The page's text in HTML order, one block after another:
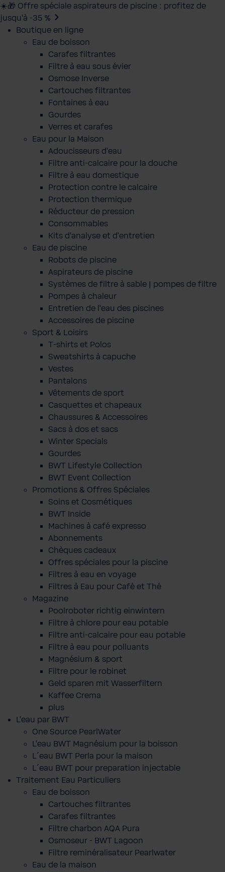
☀️🎁 Offre spéciale aspirateurs de piscine : profitez de
jusqu’à -35 %
Boutique en ligne
Eau de boisson
Carafes filtrantes
Filtre à eau sous évier
Osmose Inverse
Cartouches filtrantes
Fontaines à eau
Gourdes
Verres et carafes
Eau pour la Maison
Adoucisseurs d'eau
Filtre anti-calcaire pour la douche
Filtre à eau domestique
Protection contre le calcaire
Protection thermique
Réducteur de pression
Consommables
Kits d'analyse et d'entretien
Eau de piscine
Robots de piscine
Aspirateurs de piscine
Systèmes de filtre à sable | pompes de filtre
Pompes à chaleur
Entretien de l'eau des piscines
Accessoires de piscine
Sport & Loisirs
T-shirts et Polos
Sweatshirts à capuche
Vestes
Pantalons
Vêtements de sport
Casquettes et chapeaux
Chaussures & Accessoires
Sacs à dos et sacs
Winter Specials
Gourdes
BWT Lifestyle Collection
BWT Event Collection
Promotions & Offres Spéciales
Soins et Cosmétiques
BWT Inside
Machines à café expresso
Abonnements
Chèques cadeaux
Offres spéciales pour la piscine
Filtres à eau en voyage
Filtres à Eau pour Café et Thé
Magazine
Poolroboter richtig einwintern
Filtre à chlore pour eau potable
Filtre anti-calcaire pour eau potable
Filtre à eau pour polluants
Magnésium & sport
Filtre pour le robinet
Geld sparen mit Wasserfiltern
Kaffee Crema
plus
L'eau par BWT
One Source PearlWater
L’eau BWT Magnésium pour la boisson
L´eau BWT Perla pour la maison
L´eau BWT pour preparation injectable
Traitement Eau Particuliers
Eau de boisson
Cartouches filtrantes
Carafes filtrantes
Filtre charbon AQA Pura
Osmoseur - BWT Lagoon
Filtre reminéralisateur Pearlwater
Eau de la maison